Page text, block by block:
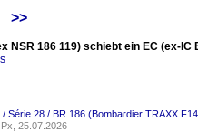
>>
NSR 186 119) schiebt ein EC (ex-
Série 28 / BR 186 (Bombardier TRAXX
25.07.2026